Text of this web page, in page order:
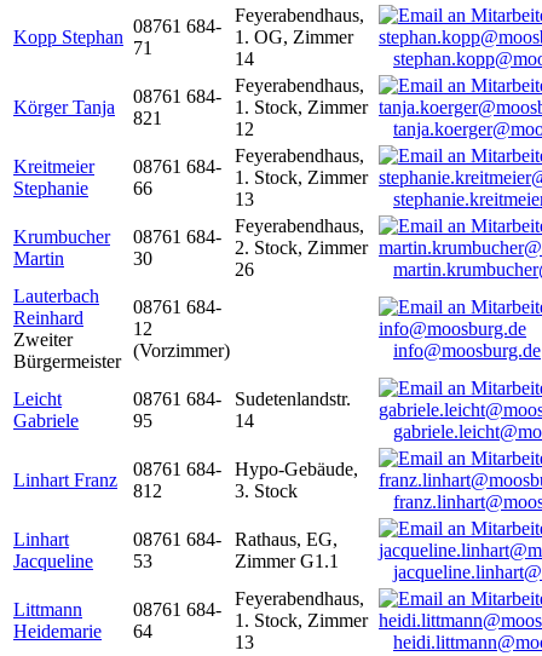
Kopp Stephan
08761 684-
71
Feyerabendhaus,
1. OG, Zimmer
14
Körger Tanja
08761 684-
821
Feyerabendhaus,
1. Stock, Zimmer
12
Kreitmeier
Stephanie
08761 684-
66
Feyerabendhaus,
1. Stock, Zimmer
13
Krumbucher
Martin
08761 684-
30
Feyerabendhaus,
2. Stock, Zimmer
26
Lauterbach
Reinhard
Zweiter
Bürgermeister
08761 684-
12
(Vorzimmer)
info@moosburg.de
Leicht
Gabriele
08761 684-
95
Sudetenlandstr.
14
Linhart Franz
08761 684-
812
Hypo-Gebäude,
3. Stock
Linhart
Jacqueline
08761 684-
53
Rathaus, EG,
Zimmer G1.1
Littmann
Heidemarie
08761 684-
64
Feyerabendhaus,
1. Stock, Zimmer
13